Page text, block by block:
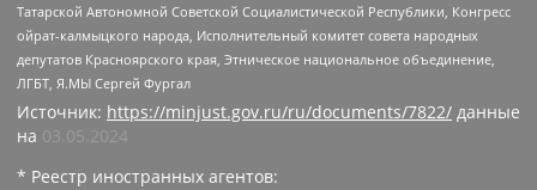
Татарской Автономной Советской Социалистической Республики, Конгресс
ойрат-калмыцкого народа, Исполнительный комитет совета народных
депутатов Красноярского края, Этническое национальное объединение,
ЛГБТ, Я.МЫ Сергей Фургал
Источник: https://minjust.gov.ru/ru/documents/7822/ данные
на 03.05.2024
* Реестр иностранных агентов: